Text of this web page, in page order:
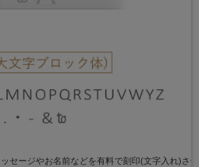
セージやお名前などを有料で刻印(文字入れ)さ